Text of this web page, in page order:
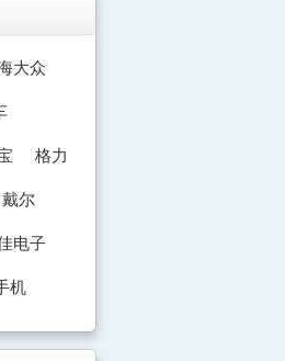
大众
格力
戴尔
电子
机